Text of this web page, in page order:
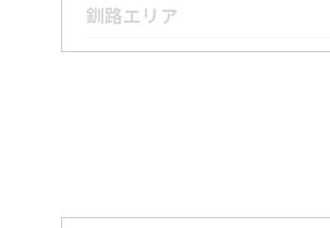
釧路エリア